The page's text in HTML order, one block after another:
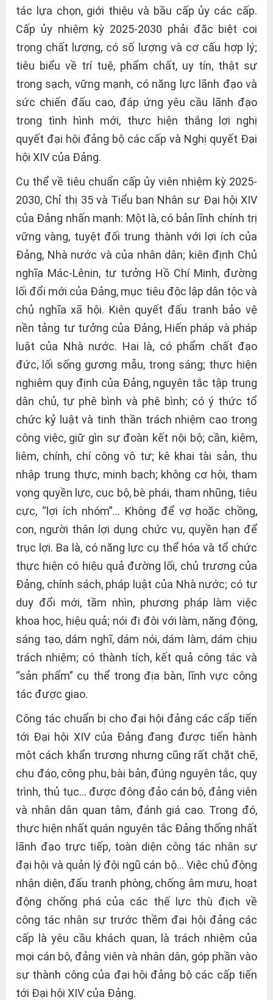
tác lựa chọn, giới thiệu và bầu cấp ủy các cấp.
Cấp ủy nhiệm kỳ 2025-2030 phải đặc biệt coi
trọng chất lượng, có số lượng và cơ cấu hợp lý;
tiêu biểu về trí tuệ, phẩm chất, uy tín, thật sự
trong sạch, vững mạnh, có năng lực lãnh đạo và
sức chiến đấu cao, đáp ứng yêu cầu lãnh đạo
trong tình hình mới, thực hiện thắng lợi nghị
quyết đại hội đảng bộ các cấp và Nghị quyết Đại
hội XIV của Đảng.
Cụ thể về tiêu chuẩn cấp ủy viên nhiệm kỳ 2025-
2030, Chỉ thị 35 và Tiểu ban Nhân sự Đại hội XIV
của Đảng nhấn mạnh: Một là, có bản lĩnh chính trị
vững vàng, tuyệt đối trung thành với lợi ích của
Đảng, Nhà nước và của nhân dân; kiên định Chủ
nghĩa Mác-Lênin, tư tưởng Hồ Chí Minh, đường
lối đổi mới của Đảng, mục tiêu độc lập dân tộc và
chủ nghĩa xã hội. Kiên quyết đấu tranh bảo vệ
nền tảng tư tưởng của Đảng, Hiến pháp và pháp
luật của Nhà nước. Hai là, có phẩm chất đạo
đức, lối sống gương mẫu, trong sáng; thực hiện
nghiêm quy định của Đảng, nguyên tắc tập trung
dân chủ, tự phê bình và phê bình; có ý thức tổ
chức kỷ luật và tinh thần trách nhiệm cao trong
công việc, giữ gìn sự đoàn kết nội bộ; cần, kiệm,
liêm, chính, chí công vô tư; kê khai tài sản, thu
nhập trung thực, minh bạch; không cơ hội, tham
vọng quyền lực, cục bộ, bè phái, tham nhũng, tiêu
cực, “lợi ích nhóm”… Không để vợ hoặc chồng,
con, người thân lợi dụng chức vụ, quyền hạn để
trục lợi. Ba là, có năng lực cụ thể hóa và tổ chức
thực hiện có hiệu quả đường lối, chủ trương của
Đảng, chính sách, pháp luật của Nhà nước; có tư
duy đổi mới, tầm nhìn, phương pháp làm việc
khoa học, hiệu quả; nói đi đôi với làm, năng động,
sáng tạo, dám nghĩ, dám nói, dám làm, dám chịu
trách nhiệm; có thành tích, kết quả công tác và
“sản phẩm” cụ thể trong địa bàn, lĩnh vực công
tác được giao.
Công tác chuẩn bị cho đại hội đảng các cấp tiến
tới Đại hội XIV của Đảng đang được tiến hành
một cách khẩn trương nhưng cũng rất chặt chẽ,
chu đáo, công phu, bài bản, đúng nguyên tắc, quy
trình, thủ tục… được đông đảo cán bộ, đảng viên
và nhân dân quan tâm, đánh giá cao. Trong đó,
thực hiện nhất quán nguyên tắc Đảng thống nhất
lãnh đạo trực tiếp, toàn diện công tác nhân sự
đại hội và quản lý đội ngũ cán bộ… Việc chủ động
nhận diện, đấu tranh phòng, chống âm mưu, hoạt
động chống phá của các thế lực thù địch về
công tác nhân sự trước thềm đại hội đảng các
cấp là yêu cầu khách quan, là trách nhiệm của
mọi cán bộ, đảng viên và nhân dân, góp phần vào
sự thành công của đại hội đảng bộ các cấp tiến
tới Đại hội XIV của Đảng.